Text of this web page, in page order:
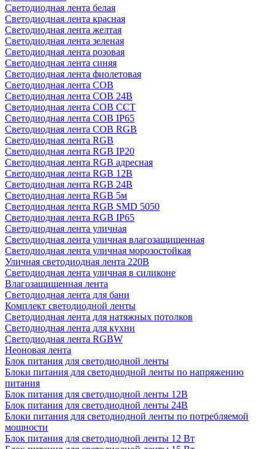
Светодиодная лента белая
Светодиодная лента красная
Светодиодная лента желтая
Светодиодная лента зеленая
Светодиодная лента розовая
Светодиодная лента синяя
Светодиодная лента фиолетовая
Светодиодная лента COB
Светодиодная лента COB 24В
Светодиодная лента COB CCT
Светодиодная лента COB IP65
Светодиодная лента COB RGB
Светодиодная лента RGB
Светодиодная лента RGB IP20
Светодиодная лента RGB адресная
Светодиодная лента RGB 12В
Светодиодная лента RGB 24В
Светодиодная лента RGB 5м
Светодиодная лента RGB SMD 5050
Светодиодная лента RGB IP65
Светодиодная лента уличная
Светодиодная лента уличная влагозащищенная
Светодиодная лента уличная морозостойкая
Уличная светодиодная лента 220В
Светодиодная лента уличная в силиконе
Влагозащищенная лента
Светодиодная лента для бани
Комплект светодиодной ленты
Светодиодная лента для натяжных потолков
Светодиодная лента для кухни
Светодиодная лента RGBW
Неоновая лента
Блок питания для светодиодной ленты
Блоки питания для светодиодной ленты по напряжению
питания
Блок питания для светодиодной ленты 12В
Блок питания для светодиодной ленты 24В
Блоки питания для светодиодной ленты по потребляемой
мощности
Блок питания для светодиодной ленты 12 Вт